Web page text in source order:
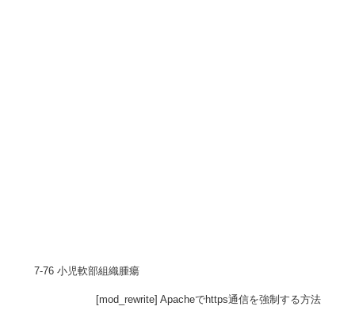
7-76 小児軟部組織腫瘍
[mod_rewrite] Apacheでhttps通信を強制する方法